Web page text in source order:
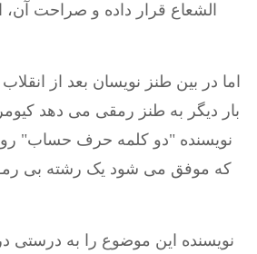
الشعاع قرار داده و صراحت
اما در بین طنز نویسان بعد از
بار دیگر به طنز رمقی می دهد
نویسنده "دو کلمه حرف حساب"
که موفق می شود یک رشته بی
نویسنده این موضوع را به درستی